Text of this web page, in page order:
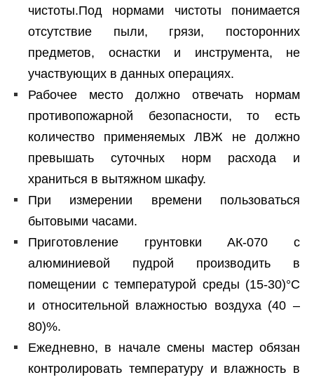
чистоты.Под нормами чистоты понимается
отсутствие пыли, грязи, посторонних
предметов, оснастки и инструмента, не
участвующих в данных операциях.
Рабочее место должно отвечать нормам
противопожарной безопасности, то есть
количество применяемых ЛВЖ не должно
превышать суточных норм расхода и
храниться в вытяжном шкафу.
При измерении времени пользоваться
бытовыми часами.
Приготовление грунтовки АК-070 с
алюминиевой пудрой производить в
помещении с температурой среды (15-30)°С
и относительной влажностью воздуха (40 –
80)%.
Ежедневно, в начале смены мастер обязан
контролировать температуру и влажность в